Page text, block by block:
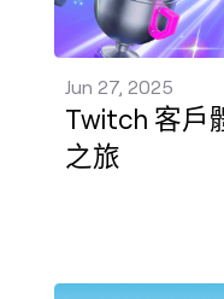
Jun 27, 2025
Twitch 客戶
之旅